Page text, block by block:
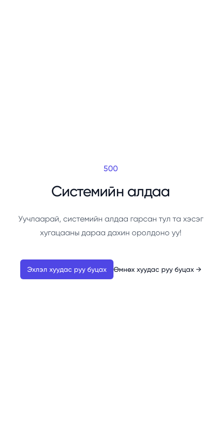
500
Системийн алдаа
Уучлаарай, системийн алдаа гарсан тул та хэсэг
хугацааны дараа дахин оролдоно уу!
Эхлэл хуудас руу буцах Өмнөх хуудас руу буцах →